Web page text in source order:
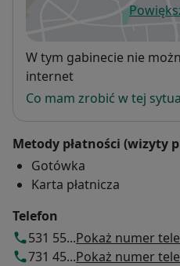
Dostępność
W tym gabinecie nie
internet
Co mam zrobić w tej
Metody płatności (wizyty
Gotówka
Karta płatnicza
Telefon
531 55...Pokaż numer
731 45...Pokaż numer